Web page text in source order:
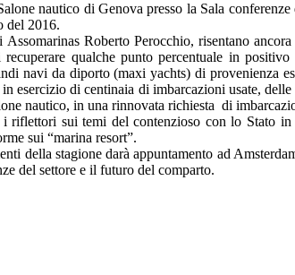
nautico di Genova presso la Sala
del 2016.
Roberto Perocchio, risentano
qualche punto percentuale in
navi da diporto (maxi yachts) di
esercizio di centinaia di imbarcazioni usate,
nautico, in una rinnovata richiesta di
riflettori sui temi del contenzioso con lo Stato
sui “marina resort”.
della stagione darà appuntamento ad
del settore e il futuro del comparto.